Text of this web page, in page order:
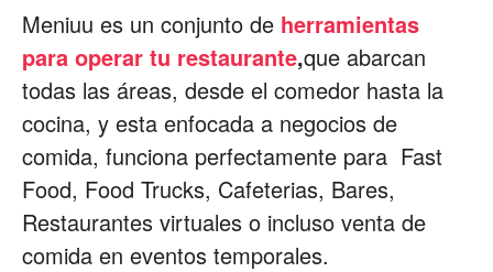
Meniuu es un conjunto de herramientas
para operar tu restaurante,que abarcan
todas las áreas, desde el comedor hasta la
cocina, y esta enfocada a negocios de
comida, funciona perfectamente para Fast
Food, Food Trucks, Cafeterias, Bares,
Restaurantes virtuales o incluso venta de
comida en eventos temporales.